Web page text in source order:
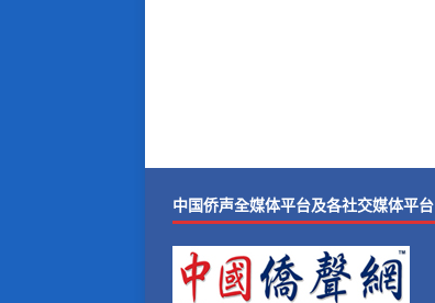
中国侨声全媒体平台及各社交媒体平台